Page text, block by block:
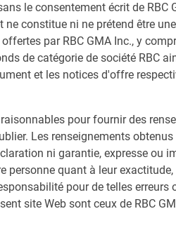
le consentement écrit de RBC
constitue ni ne prétend être
par RBC GMA Inc., y
de catégorie de société RBC
et les notices d'offre
pour fournir des
Les renseignements
ni garantie, expresse ou
personne quant à leur
pour de telles
site Web sont ceux de RBC
de notre succès. Philippe
a sciemment recruté des gens
diffèrent des siens.
et le débat d’idées et
occasions de placement.
de notre équipe et sommes fiers